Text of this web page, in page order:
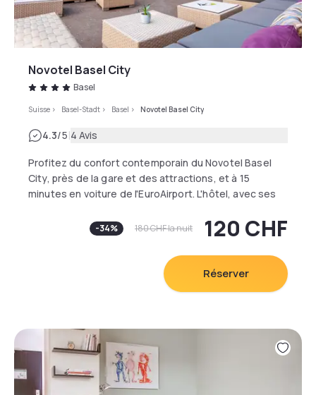
Novotel Basel City
Basel
Suisse > Basel-Stadt > Basel > Novotel Basel City
4.3/5|4 Avis
Profitez du confort contemporain du Novotel Basel
City, près de la gare et des attractions, et à 15
minutes en voiture de l'EuroAirport. L'hôtel, avec ses
convient parfaitement aux voyageurs d'affaires.
Rendez-vous en 11 minutes au hall d'exposition par le
tramway et goûtez aux spécialités culinaires
trinationales de notre élégante brasserie. Chez
Novotel, deux enfants peuvent séjourner dans une
-34% 180 CHFla nuit 120 CHF
Réserver